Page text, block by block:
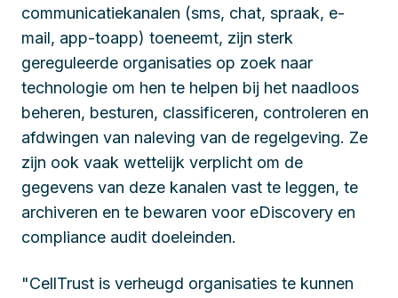
communicatiekanalen (sms, chat, spraak, e-
mail, app-toapp) toeneemt, zijn sterk
gereguleerde organisaties op zoek naar
technologie om hen te helpen bij het naadloos
beheren, besturen, classificeren, controleren en
afdwingen van naleving van de regelgeving. Ze
zijn ook vaak wettelijk verplicht om de
gegevens van deze kanalen vast te leggen, te
archiveren en te bewaren voor eDiscovery en
compliance audit doeleinden.
"CellTrust is verheugd organisaties te kunnen